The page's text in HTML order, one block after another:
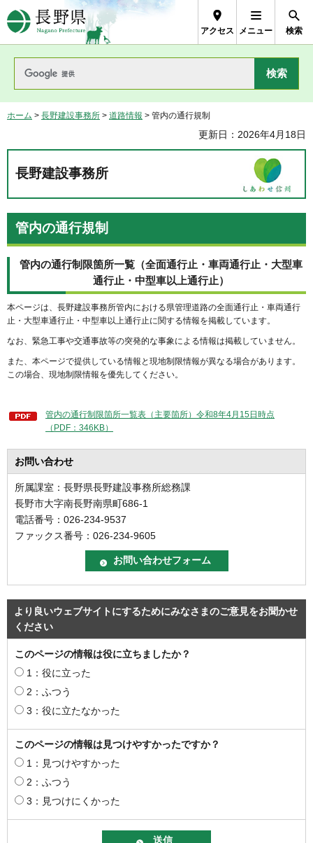
長野県Nagano Prefecture
アクセス メニュー 検索
ホーム > 長野建設事務所 > 道路情報 > 管内の通行規制
更新日：2026年4月18日
長野建設事務所
管内の通行規制
管内の通行制限箇所一覧（全面通行止・車両通行止・大型車
通行止・中型車以上通行止）
本ページは、長野建設事務所管内における県管理道路の全面通行止・車両通行
止・大型車通行止・中型車以上通行止に関する情報を掲載しています。
なお、緊急工事や交通事故等の突発的な事象による情報は掲載していません。
また、本ページで提供している情報と現地制限情報が異なる場合があります。
この場合、現地制限情報を優先してください。
管内の通行制限箇所一覧表（主要箇所）令和8年4月15日時点
（PDF：346KB）
お問い合わせ
所属課室：長野県長野建設事務所総務課
長野市大字南長野南県町686-1
電話番号：026-234-9537
ファックス番号：026-234-9605
より良いウェブサイトにするためにみなさまのご意見をお聞かせ
ください
このページの情報は役に立ちましたか？
1：役に立った
2：ふつう
3：役に立たなかった
このページの情報は見つけやすかったですか？
1：見つけやすかった
2：ふつう
3：見つけにくかった